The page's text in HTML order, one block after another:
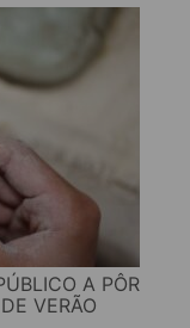
A PÔR
VERÃO